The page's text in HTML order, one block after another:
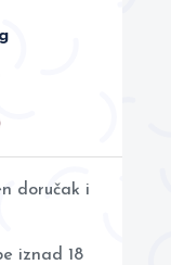
doručak i
iznad 18